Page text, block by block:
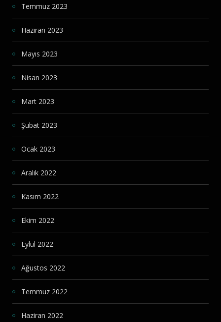
Temmuz 2023
Haziran 2023
Mayıs 2023
Nisan 2023
Mart 2023
Şubat 2023
Ocak 2023
Aralık 2022
Kasım 2022
Ekim 2022
Eylül 2022
Ağustos 2022
Temmuz 2022
Haziran 2022